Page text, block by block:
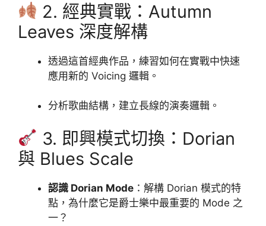
2. 經典實戰：Autumn
Leaves 深度解構
透過這首經典作品，練習如何在實戰中快速
應用新的 Voicing 邏輯。
分析歌曲結構，建立長線的演奏邏輯。
3. 即興模式切換：Dorian
與 Blues Scale
認識 Dorian Mode ：解構 Dorian 模式的特
點，為什麼它是爵士樂中最重要的 Mode 之
一？